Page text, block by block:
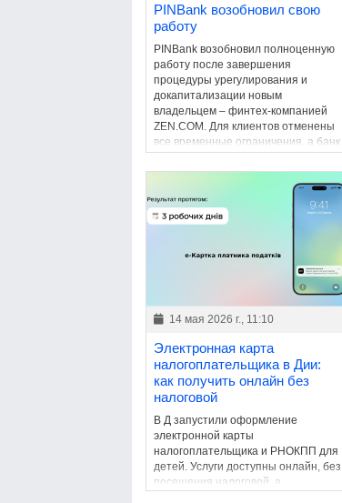
PINBank возобновил свою
работу
PINBank возобновил полноценную
работу после завершения
процедуры урегулирования и
докапитализации новым
владельцем – финтех-компанией
ZEN.COM. Для клиентов отменены
все временные ограничения, а банк
вернулся к обычной деятельности.
14 мая 2026 г., 11:10
Электронная карта
налогоплательщика в Дии:
как получить онлайн без
налоговой
В Д запустили оформление
электронной карты
налогоплательщика и РНОКПП для
детей. Услуги доступны онлайн, без
посещения налоговой, а